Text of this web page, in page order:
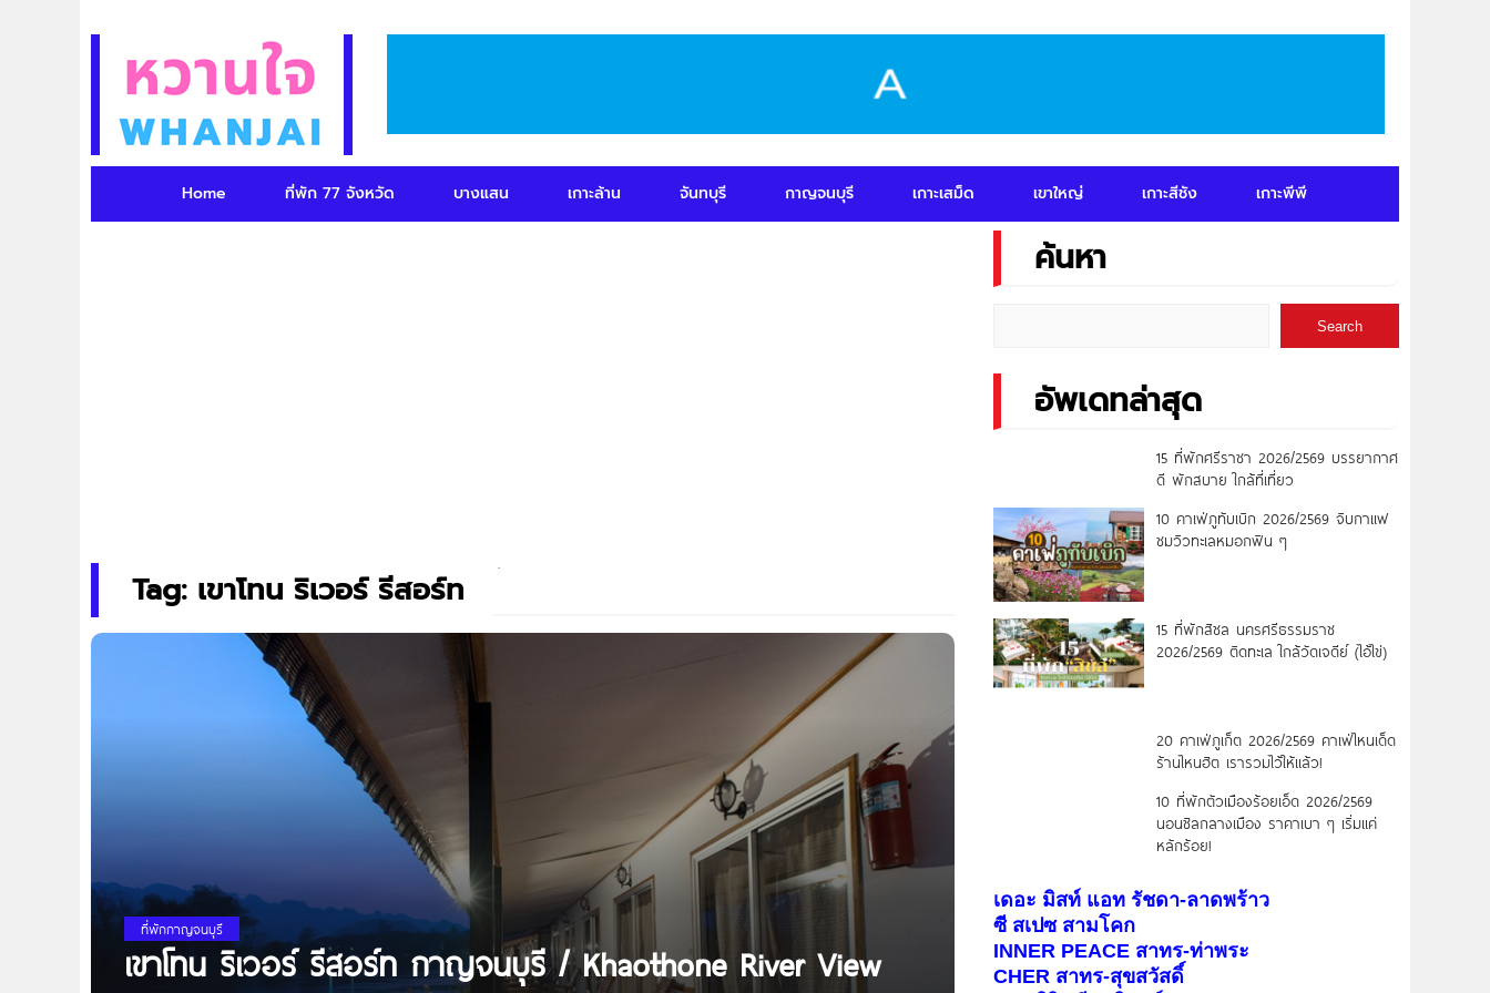
Home ที่พัก 77 จังหวัด บางแสน เกาะล้าน จันทบุรี กาญจนบุรี เกาะเสม็ด เขาใหญ่ เกาะสีชัง เกาะพีพี
Tag: เขาโทน ริเวอร์ รีสอร์ท
ที่พักกาญจนบุรี
เขาโทน ริเวอร์ รีสอร์ท กาญจนบุรี / Khaothone River View
ค้นหา
Search
อัพเดทล่าสุด
15 ที่พักศรีราชา 2026/2569 บรรยากาศ
ดี พักสบาย ใกล้ที่เที่ยว
10 คาเฟ่ภูทับเบิก 2026/2569 จิบกาแฟ
ชมวิวทะเลหมอกฟิน ๆ
15 ที่พักสิชล นครศรีธรรมราช
2026/2569 ติดทะเล ใกล้วัดเจดีย์ (ไอ้ไข่)
20 คาเฟ่ภูเก็ต 2026/2569 คาเฟ่ไหนเด็ด
ร้านไหนฮิต เรารวมไว้ให้แล้ว!
10 ที่พักตัวเมืองร้อยเอ็ด 2026/2569
นอนชิลกลางเมือง ราคาเบา ๆ เริ่มแค่
หลักร้อย!
เดอะ มิสท์ แอท รัชดา-ลาดพร้าว
ซี สเปซ สามโคก
INNER PEACE สาทร-ท่าพระ
CHER สาทร-สุขสวัสดิ์